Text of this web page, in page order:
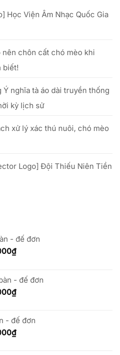
Học Viện Âm Nhạc Quốc Gia
nên chôn cất chó mèo khi
biết!
Ý nghĩa tà áo dài truyền thống
kỳ lịch sử
xử lý xác thú nuôi, chó mèo
Logo] Đội Thiếu Niên Tiền
- đế đơn
₫Khoảng
80,000₫
đến
270,000₫
- đế đơn
₫Khoảng
80,000₫
đến
270,000₫
- đế đơn
₫Khoảng